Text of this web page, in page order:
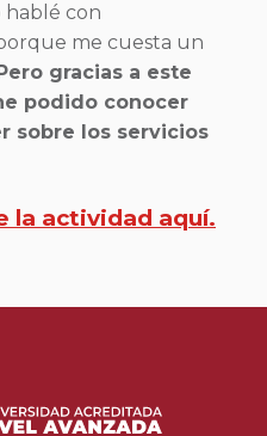
con
me cuesta un
gracias a este
podido conocer
sobre los servicios
la actividad aquí.